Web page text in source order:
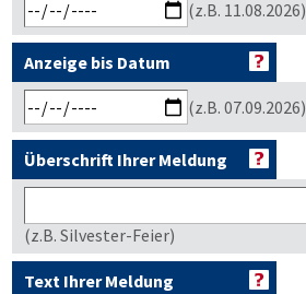
(z.B. 11.08.2026)
Anzeige bis Datum
(z.B. 07.09.2026)
Überschrift Ihrer Meldung
(z.B. Silvester-Feier)
Text Ihrer Meldung